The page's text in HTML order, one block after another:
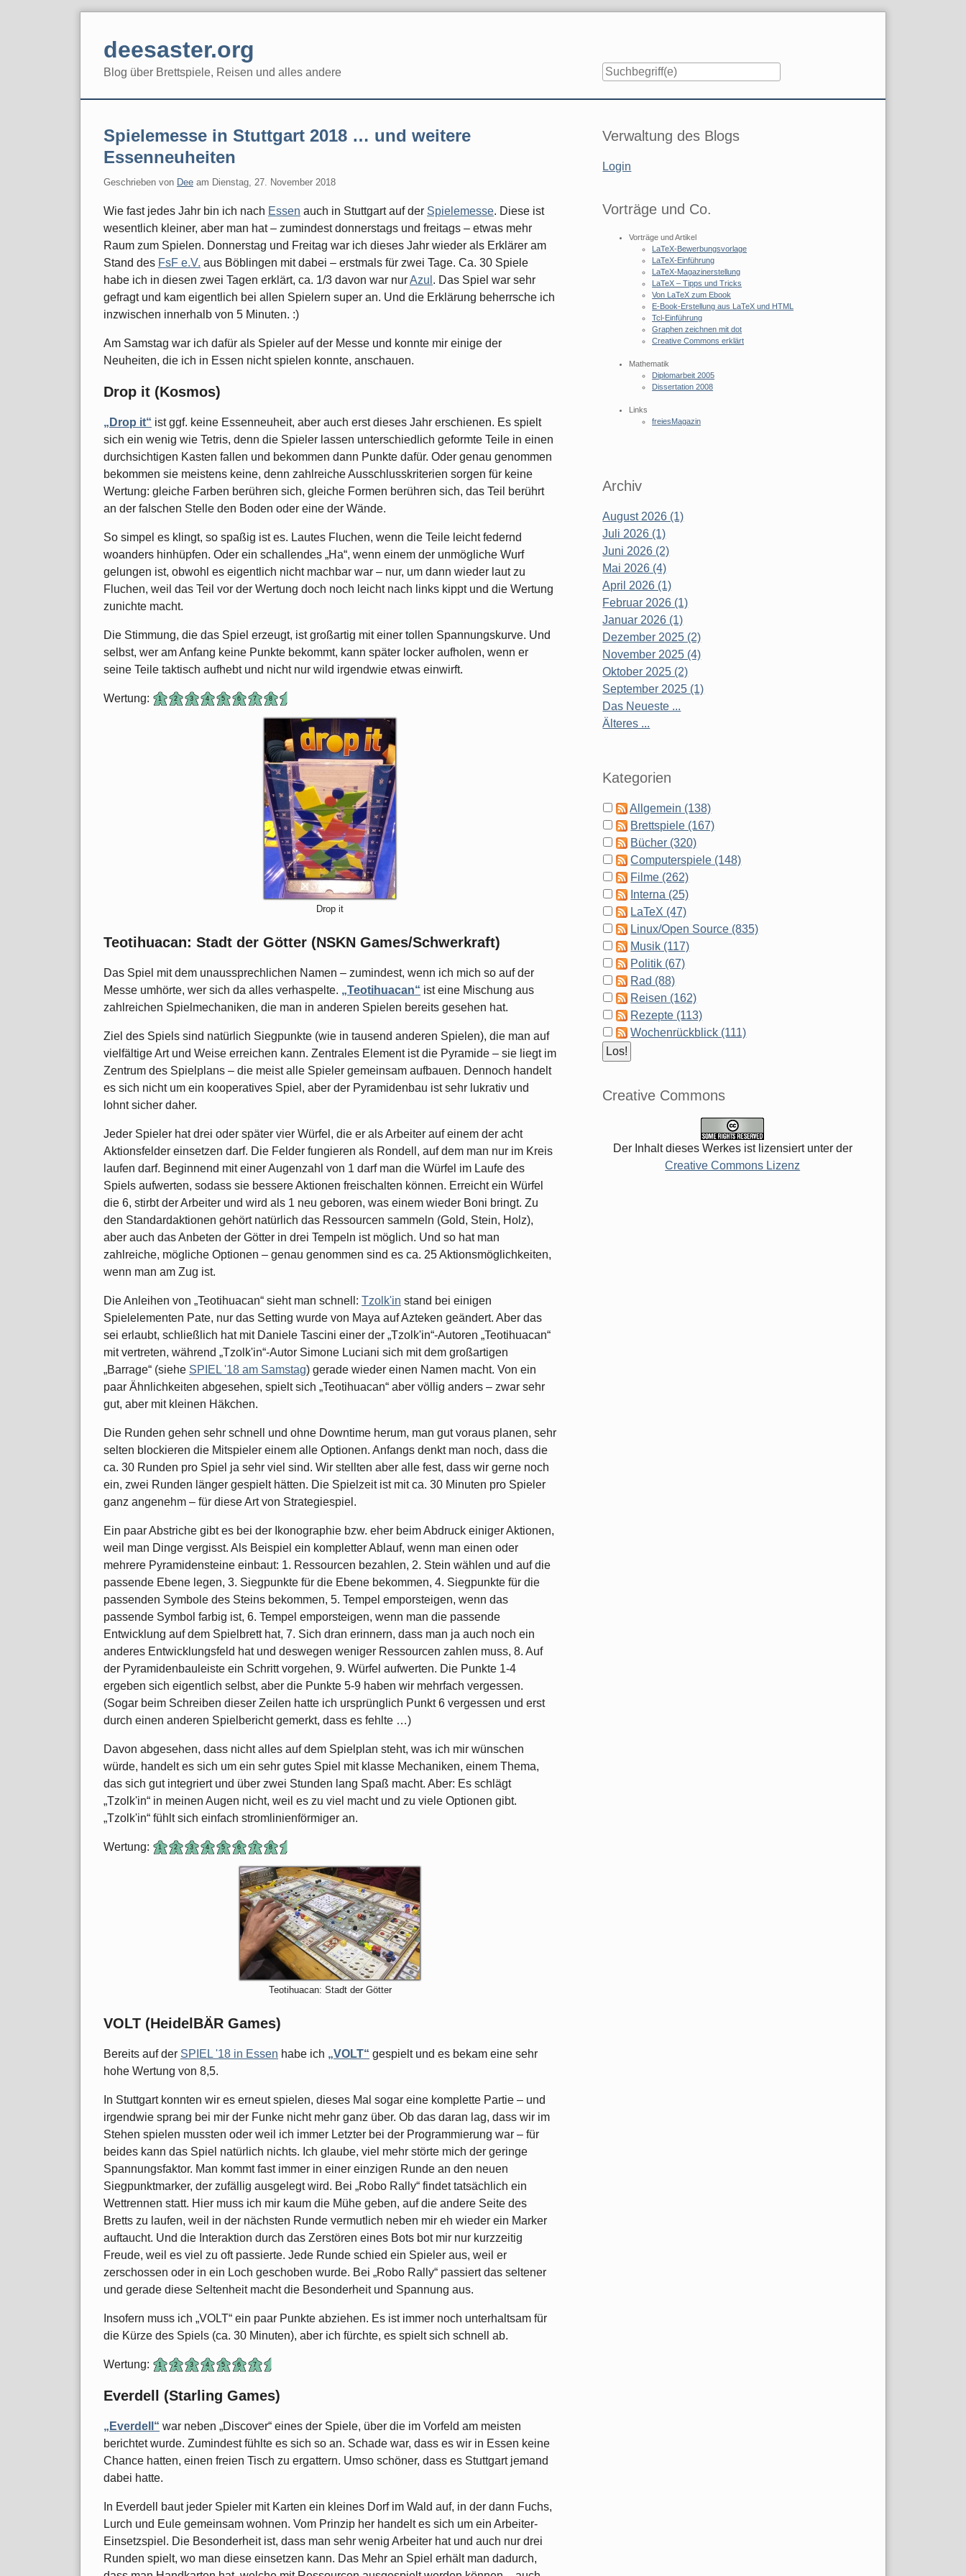
deesaster.org
Blog über Brettspiele, Reisen und alles andere
Spielemesse in Stuttgart 2018 … und weitere
Essenneuheiten
Geschrieben von Dee am Dienstag, 27. November 2018
Wie fast jedes Jahr bin ich nach Essen auch in Stuttgart auf der Spielemesse. Diese ist
wesentlich kleiner, aber man hat – zumindest donnerstags und freitags – etwas mehr
Raum zum Spielen. Donnerstag und Freitag war ich dieses Jahr wieder als Erklärer am
Stand des FsF e.V. aus Böblingen mit dabei – erstmals für zwei Tage. Ca. 30 Spiele
habe ich in diesen zwei Tagen erklärt, ca. 1/3 davon war nurAzul . Das Spiel war sehr
gefragt und kam eigentlich bei allen Spielern super an. Und die Erklärung beherrsche ich
inzwischen innerhalb von 5 Minuten. :)
Am Samstag war ich dafür als Spieler auf der Messe und konnte mir einige der
Neuheiten, die ich in Essen nicht spielen konnte, anschauen.
Drop it (Kosmos)
„Drop it“ ist ggf. keine Essenneuheit, aber auch erst dieses Jahr erschienen. Es spielt
sich ein wenig wie Tetris, denn die Spieler lassen unterschiedlich geformte Teile in einen
durchsichtigen Kasten fallen und bekommen dann Punkte dafür. Oder genau genommen
bekommen sie meistens keine, denn zahlreiche Ausschlusskriterien sorgen für keine
Wertung: gleiche Farben berühren sich, gleiche Formen berühren sich, das Teil berührt
an der falschen Stelle den Boden oder eine der Wände.
So simpel es klingt, so spaßig ist es. Lautes Fluchen, wenn die Teile leicht federnd
woanders hinhüpfen. Oder ein schallendes „Ha“, wenn einem der unmögliche Wurf
gelungen ist, obwohl es eigentlich nicht machbar war – nur, um dann wieder laut zu
Fluchen, weil das Teil vor der Wertung doch noch leicht nach links kippt und die Wertung
zunichte macht.
Die Stimmung, die das Spiel erzeugt, ist großartig mit einer tollen Spannungskurve. Und
selbst, wer am Anfang keine Punkte bekommt, kann später locker aufholen, wenn er
seine Teile taktisch aufhebt und nicht nur wild irgendwie etwas einwirft.
Wertung:
Drop it
Teotihuacan: Stadt der Götter (NSKN Games/Schwerkraft)
Das Spiel mit dem unaussprechlichen Namen – zumindest, wenn ich mich so auf der
Messe umhörte, wer sich da alles verhaspelte. „Teotihuacan“ ist eine Mischung aus
zahlreichen Spielmechaniken, die man in anderen Spielen bereits gesehen hat.
Ziel des Spiels sind natürlich Siegpunkte (wie in tausend anderen Spielen), die man auf
vielfältige Art und Weise erreichen kann. Zentrales Element ist die Pyramide – sie liegt im
Zentrum des Spielplans – die meist alle Spieler gemeinsam aufbauen. Dennoch handelt
es sich nicht um ein kooperatives Spiel, aber der Pyramidenbau ist sehr lukrativ und
lohnt sicher daher.
Jeder Spieler hat drei oder später vier Würfel, die er als Arbeiter auf einem der acht
Aktionsfelder einsetzen darf. Die Felder fungieren als Rondell, auf dem man nur im Kreis
laufen darf. Beginnend mit einer Augenzahl von 1 darf man die Würfel im Laufe des
Spiels aufwerten, sodass sie bessere Aktionen freischalten können. Erreicht ein Würfel
die 6, stirbt der Arbeiter und wird als 1 neu geboren, was einem wieder Boni bringt. Zu
den Standardaktionen gehört natürlich das Ressourcen sammeln (Gold, Stein, Holz),
aber auch das Anbeten der Götter in drei Tempeln ist möglich. Und so hat man
zahlreiche, mögliche Optionen – genau genommen sind es ca. 25 Aktionsmöglichkeiten,
wenn man am Zug ist.
Die Anleihen von „Teotihuacan“ sieht man schnell: Tzolk'in stand bei einigen
Spielelementen Pate, nur das Setting wurde von Maya auf Azteken geändert. Aber das
sei erlaubt, schließlich hat mit Daniele Tascini einer der „Tzolk'in“-Autoren „Teotihuacan“
mit vertreten, während „Tzolk'in“-Autor Simone Luciani sich mit dem großartigen
„Barrage“ (siehe SPIEL '18 am Samstag) gerade wieder einen Namen macht. Von ein
paar Ähnlichkeiten abgesehen, spielt sich „Teotihuacan“ aber völlig anders – zwar sehr
gut, aber mit kleinen Häkchen.
Die Runden gehen sehr schnell und ohne Downtime herum, man gut voraus planen, sehr
selten blockieren die Mitspieler einem alle Optionen. Anfangs denkt man noch, dass die
ca. 30 Runden pro Spiel ja sehr viel sind. Wir stellten aber alle fest, dass wir gerne noch
ein, zwei Runden länger gespielt hätten. Die Spielzeit ist mit ca. 30 Minuten pro Spieler
ganz angenehm – für diese Art von Strategiespiel.
Ein paar Abstriche gibt es bei der Ikonographie bzw. eher beim Abdruck einiger Aktionen,
weil man Dinge vergisst. Als Beispiel ein kompletter Ablauf, wenn man einen oder
mehrere Pyramidensteine einbaut: 1. Ressourcen bezahlen, 2. Stein wählen und auf die
passende Ebene legen, 3. Siegpunkte für die Ebene bekommen, 4. Siegpunkte für die
passenden Symbole des Steins bekommen, 5. Tempel emporsteigen, wenn das
passende Symbol farbig ist, 6. Tempel emporsteigen, wenn man die passende
Entwicklung auf dem Spielbrett hat, 7. Sich dran erinnern, dass man ja auch noch ein
anderes Entwicklungsfeld hat und deswegen weniger Ressourcen zahlen muss, 8. Auf
der Pyramidenbauleiste ein Schritt vorgehen, 9. Würfel aufwerten. Die Punkte 1-4
ergeben sich eigentlich selbst, aber die Punkte 5-9 haben wir mehrfach vergessen.
(Sogar beim Schreiben dieser Zeilen hatte ich ursprünglich Punkt 6 vergessen und erst
durch einen anderen Spielbericht gemerkt, dass es fehlte …)
Davon abgesehen, dass nicht alles auf dem Spielplan steht, was ich mir wünschen
würde, handelt es sich um ein sehr gutes Spiel mit klasse Mechaniken, einem Thema,
das sich gut integriert und über zwei Stunden lang Spaß macht. Aber: Es schlägt
„Tzolk'in“ in meinen Augen nicht, weil es zu viel macht und zu viele Optionen gibt.
„Tzolk'in“ fühlt sich einfach stromlinienförmiger an.
Wertung:
Teotihuacan: Stadt der Götter
VOLT (HeidelBÄR Games)
Bereits auf der SPIEL '18 in Essen habe ich „VOLT“ gespielt und es bekam eine sehr
hohe Wertung von 8,5.
In Stuttgart konnten wir es erneut spielen, dieses Mal sogar eine komplette Partie – und
irgendwie sprang bei mir der Funke nicht mehr ganz über. Ob das daran lag, dass wir im
Stehen spielen mussten oder weil ich immer Letzter bei der Programmierung war – für
beides kann das Spiel natürlich nichts. Ich glaube, viel mehr störte mich der geringe
Spannungsfaktor. Man kommt fast immer in einer einzigen Runde an den neuen
Siegpunktmarker, der zufällig ausgelegt wird. Bei „Robo Rally“ findet tatsächlich ein
Wettrennen statt. Hier muss ich mir kaum die Mühe geben, auf die andere Seite des
Bretts zu laufen, weil in der nächsten Runde vermutlich neben mir eh wieder ein Marker
auftaucht. Und die Interaktion durch das Zerstören eines Bots bot mir nur kurzzeitig
Freude, weil es viel zu oft passierte. Jede Runde schied ein Spieler aus, weil er
zerschossen oder in ein Loch geschoben wurde. Bei „Robo Rally“ passiert das seltener
und gerade diese Seltenheit macht die Besonderheit und Spannung aus.
Insofern muss ich „VOLT“ ein paar Punkte abziehen. Es ist immer noch unterhaltsam für
die Kürze des Spiels (ca. 30 Minuten), aber ich fürchte, es spielt sich schnell ab.
Wertung:
Everdell (Starling Games)
„Everdell“ war neben „Discover“ eines der Spiele, über die im Vorfeld am meisten
berichtet wurde. Zumindest fühlte es sich so an. Schade war, dass es wir in Essen keine
Chance hatten, einen freien Tisch zu ergattern. Umso schöner, dass es Stuttgart jemand
dabei hatte.
In Everdell baut jeder Spieler mit Karten ein kleines Dorf im Wald auf, in der dann Fuchs,
Lurch und Eule gemeinsam wohnen. Vom Prinzip her handelt es sich um ein Arbeiter-
Einsetzspiel. Die Besonderheit ist, dass man sehr wenig Arbeiter hat und auch nur drei
Runden spielt, wo man diese einsetzen kann. Das Mehr an Spiel erhält man dadurch,
Seitenleiste
Verwaltung des Blogs
Login
Vorträge und Co.
Vorträge und Artikel
LaTeX-Bewerbungsvorlage
LaTeX-Einführung
LaTeX-Magazinerstellung
LaTeX – Tipps und Tricks
Von LaTeX zum Ebook
E-Book-Erstellung aus LaTeX und HTML
Tcl-Einführung
Graphen zeichnen mit dot
Creative Commons erklärt
Mathematik
Diplomarbeit 2005
Dissertation 2008
Links
freiesMagazin
Archiv
August 2026 (1)
Juli 2026 (1)
Juni 2026 (2)
Mai 2026 (4)
April 2026 (1)
Februar 2026 (1)
Januar 2026 (1)
Dezember 2025 (2)
November 2025 (4)
Oktober 2025 (2)
September 2025 (1)
Das Neueste ...
Älteres ...
Kategorien
Allgemein (138)
Brettspiele (167)
Bücher (320)
Computerspiele (148)
Filme (262)
Interna (25)
LaTeX (47)
Linux/Open Source (835)
Musik (117)
Politik (67)
Rad (88)
Reisen (162)
Rezepte (113)
Wochenrückblick (111)
Creative Commons
Der Inhalt dieses Werkes ist lizensiert unter der
Creative Commons Lizenz